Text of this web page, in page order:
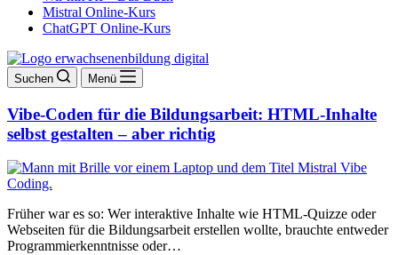
Mistral Online-Kurs
ChatGPT Online-Kurs
Suchen Menü
Vibe-Coden für die Bildungsarbeit: HTML-Inhalte
selbst gestalten – aber richtig
Früher war es so: Wer interaktive Inhalte wie HTML-Quizze oder
Webseiten für die Bildungsarbeit erstellen wollte, brauchte entweder
Programmierkenntnisse oder…